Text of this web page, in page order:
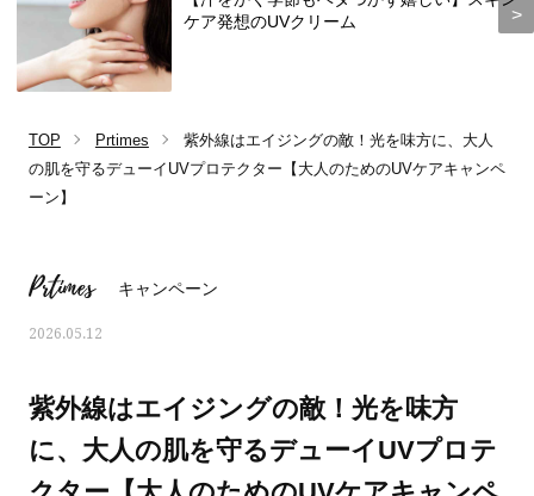
ケア発想のUVクリーム
TOP Prtimes
紫外線はエイジングの敵！光を味方に、大人
の肌を守るデューイUVプロテクター【大人のためのUVケアキャンペ
ーン】
Prtimes キャンペーン
2026.05.12
紫外線はエイジングの敵！光を味方
に、大人の肌を守るデューイUVプロテ